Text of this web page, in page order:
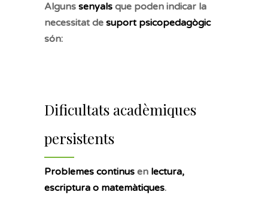
Alguns senyals que poden indicar la
necessitat de suport psicopedagògic
són:
Dificultats acadèmiques
persistents
Problemes continus en lectura,
escriptura o matemàtiques.